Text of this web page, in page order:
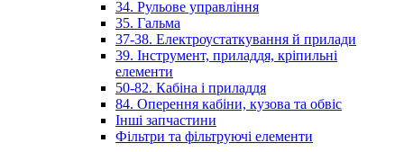
34. Рульове управління
35. Гальма
37-38. Електроустаткування й прилади
39. Інструмент, приладдя, кріпильні
елементи
50-82. Кабіна і приладдя
84. Оперення кабіни, кузова та обвіс
Інші запчастини
Фільтри та фільтруючі елементи